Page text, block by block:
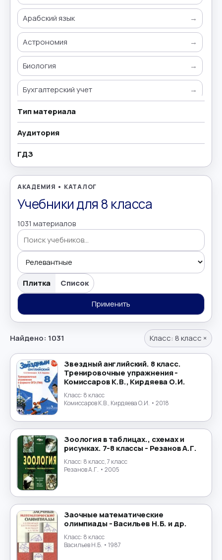
Арабский язык →
Астрономия →
Биология →
Бухгалтерский учет →
Всемирная история
География
Геометрия
Греческий язык
Дополнительно
Естествознание →
Иностранные языки
→
Испанский язык →
История
История России
Итальянский язык →
Китайский язык →
Культурология
Латинский язык →
Литература
Литературное чтение
Тип материала
Аудитория
ГДЗ
АКАДЕМИЯ • КАТАЛОГ
Учебники для 8 класса
1031 материалов
Поиск учебников
Плитка
Список
Применить
Найдено: 1031 Класс: 8 класс ×
Звездный английский. 8 класс.
Тренировочные упражнения -
Комиссаров К.В., Кирдяева О.И.
Класс: 8 класс
Комиссаров К.В., Кирдяева О.И. • 2018
Зоология в таблицах., схемах и
рисунках. 7-8 классы - Резанов А.Г.
Класс: 8 класс, 7 класс
Резанов А.Г. • 2005
Заочные математические
олимпиады - Васильев Н.Б. и др.
Класс: 8 класс
Васильев Н.Б. • 1987